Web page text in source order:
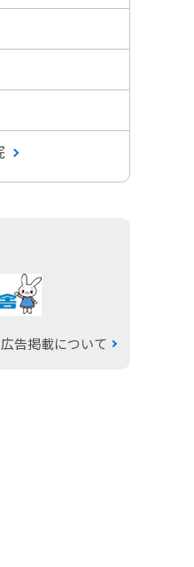
広告掲載について